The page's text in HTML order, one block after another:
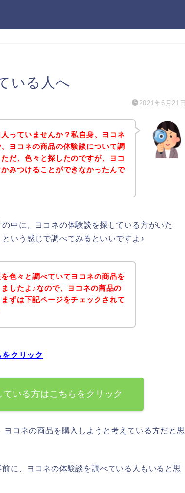
いる人へ
2021年6月21日
っていませんか？私自身、ヨコネ
ヨコネの商品の体験談について調
だ、色々と探したのですが、ヨコ
みつけることができなかったんで
中に、ヨコネの体験談を探している方がいた
いう感じで調べてみるといいですよ♪
色々と調べていてヨコネの商品を
したよ♪なので、ヨコネの商品の
ずは下記ページをチェックされて
クリック
いる方はこちらをクリック
コネの商品を購入しようと考えている方だと思
に、ヨコネの体験談を調べている人もいると思